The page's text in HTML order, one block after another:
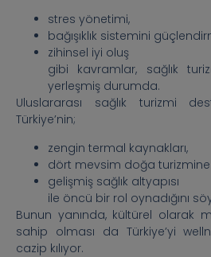
stres yönetimi,
bağışıklık sistemini
zihinsel iyi oluş
gibi kavramlar, sağlık
yerleşmiş durumda.
Uluslararası sağlık turizmi
Türkiye’nin;
zengin termal kaynakları,
dört mevsim doğa
gelişmiş sağlık altyapısı
ile öncü bir rol oynadığını
Bunun yanında, kültürel olarak
sahip olması da Türkiye’yi
cazip kılıyor.